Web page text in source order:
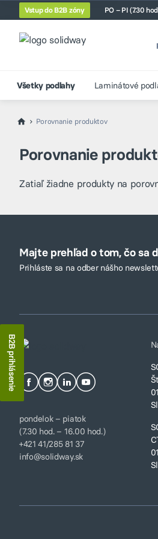
Vstup do B2B zóny PO – PI (7.30
Všetky podlahy Laminátové
Porovnanie produktov
Porovnanie
Zatiaľ žiadne produkty na
Majte prehľad o tom, čo sa
Prihláste sa na odber nášho
pondelok – piatok
(7.30 hod. – 16.00 hod.)
+421 41/285 81 37
info@solidway.sk
B2B prihlásenie